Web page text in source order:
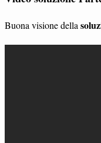
Buona visione della